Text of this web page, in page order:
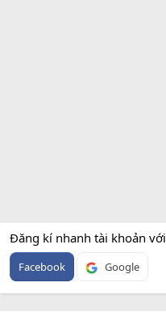
Đăng kí nhanh tài khoản với
Facebook Google